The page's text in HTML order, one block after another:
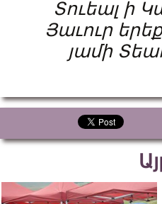
Տուեալ ի
Յաւուր
յամի